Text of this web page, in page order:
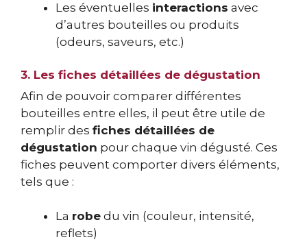
Les éventuelles interactions avec
d’autres bouteilles ou produits
(odeurs, saveurs, etc.)
3. Les fiches détaillées de dégustation
Afin de pouvoir comparer différentes
bouteilles entre elles, il peut être utile de
remplir des fiches détaillées de
dégustation pour chaque vin dégusté. Ces
fiches peuvent comporter divers éléments,
tels que :
La robe du vin (couleur, intensité,
reflets)